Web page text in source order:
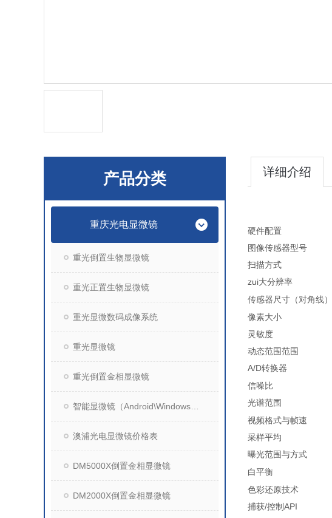
产品分类
重庆光电显微镜
重光倒置生物显微镜
重光正置生物显微镜
重光显微数码成像系统
重光显微镜
重光倒置金相显微镜
澳浦光电显微镜价格表
DM5000X倒置金相显微镜
DM2000X倒置金相显微镜
详细介绍
硬件配置
图像传感器型号
扫描方式
zui大分辨率
传感器尺寸（对角线）
像素大小
灵敏度
动态范围范围
A/D转换器
信噪比
光谱范围
视频格式与帧速
采样平均
曝光范围与方式
白平衡
色彩还原技术
捕获/控制 API